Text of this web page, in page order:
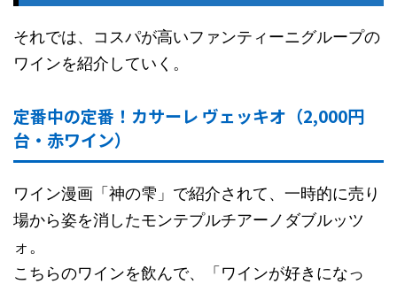
それでは、コスパが高いファンティーニグループの
ワインを紹介していく。
定番中の定番！カサーレ ヴェッキオ（2,000円
台・赤ワイン）
ワイン漫画「神の雫」で紹介されて、一時的に売り
場から姿を消したモンテプルチアーノダブルッツ
ォ。
こちらのワインを飲んで、「ワインが好きになっ